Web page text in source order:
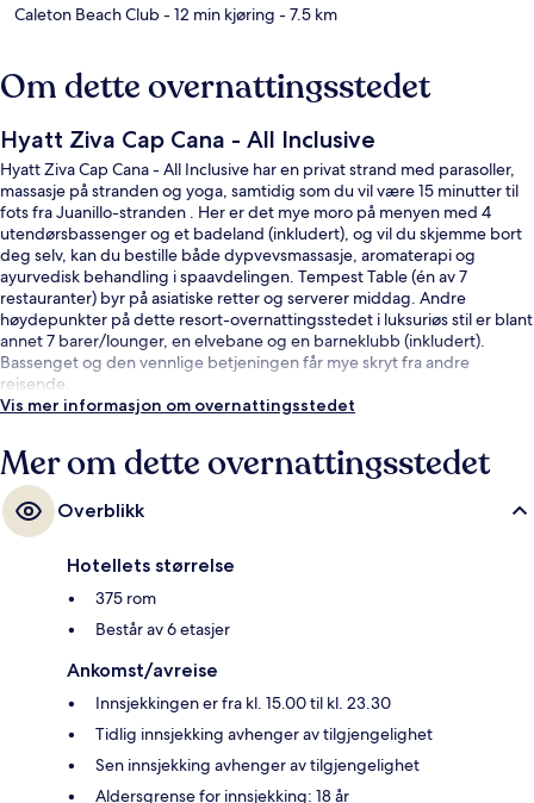
Caleton Beach Club- 12 min kjøring - 7.5 km
Om dette overnattingsstedet
Hyatt Ziva Cap Cana - All Inclusive
Hyatt Ziva Cap Cana - All Inclusive har en privat strand med parasoller,
massasje på stranden og yoga, samtidig som du vil være 15 minutter til
fots fra Juanillo-stranden . Her er det mye moro på menyen med 4
utendørsbassenger og et badeland (inkludert), og vil du skjemme bort
deg selv, kan du bestille både dypvevsmassasje, aromaterapi og
ayurvedisk behandling i spaavdelingen. Tempest Table (én av 7
restauranter) byr på asiatiske retter og serverer middag. Andre
høydepunkter på dette resort-overnattingsstedet i luksuriøs stil er blant
annet 7 barer/lounger, en elvebane og en barneklubb (inkludert).
Bassenget og den vennlige betjeningen får mye skryt fra andre
reisende.
Vis mer informasjon om overnattingsstedet
Mer om dette overnattingsstedet
Overblikk
Hotellets størrelse
375 rom
Består av 6 etasjer
Ankomst/avreise
Innsjekkingen er fra kl. 15.00 til kl. 23.30
Tidlig innsjekking avhenger av tilgjengelighet
Sen innsjekking avhenger av tilgjengelighet
Aldersgrense for innsjekking: 18 år